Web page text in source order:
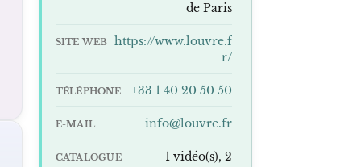
de Paris
SITE WEB
https://www.louvre.f
r/
TÉLÉPHONE +33 1 40 20 50 50
E-MAIL info@louvre.fr
CATALOGUE
1 vidéo(s), 2